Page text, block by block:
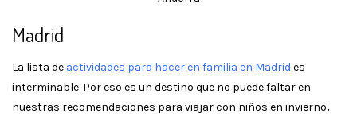
Madrid
La lista de actividades para hacer en familia en Madrid es
interminable. Por eso es un destino que no puede faltar en
nuestras recomendaciones para viajar con niños en invierno.